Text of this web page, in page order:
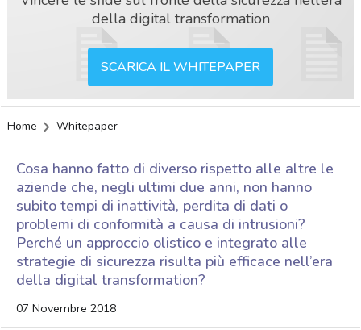
della digital transformation
SCARICA IL WHITEPAPER
Home Whitepaper
Cosa hanno fatto di diverso rispetto alle altre le
aziende che, negli ultimi due anni, non hanno
subito tempi di inattività, perdita di dati o
problemi di conformità a causa di intrusioni?
Perché un approccio olistico e integrato alle
strategie di sicurezza risulta più efficace nell’era
della digital transformation?
07 Novembre 2018